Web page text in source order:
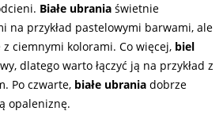
Białe ubrania świetnie
na przykład pastelowymi barwami, ale
ciemnymi kolorami. Co więcej, biel
dlatego warto łączyć ją na przykład z
Po czwarte, białe ubrania dobrze
opaleniznę.